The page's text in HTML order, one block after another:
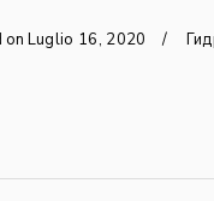
on Luglio 16, 2020